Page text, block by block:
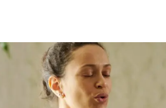
réglementés : quels impacts pour le
ligne : comment se protéger des
les pièges du Black Friday et réussir
Noël et intelligence artificielle : l’ère